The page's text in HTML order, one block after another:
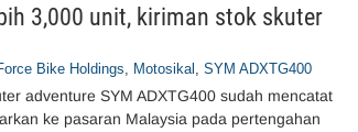
3,000 unit, kiriman stok skuter
Bike Holdings, Motosikal , SYM ADXTG400
adventure SYM ADXTG400 sudah mencatat
ke pasaran Malaysia pada pertengahan